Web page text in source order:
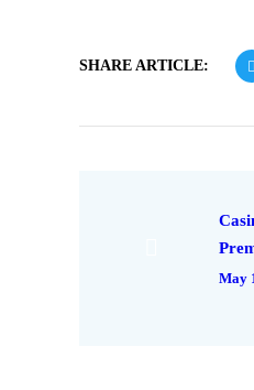
SHARE ARTICLE:
May